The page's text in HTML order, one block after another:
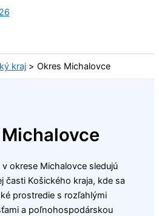
kraj Okres Michalovce
okrese Michalovce sledujú
časti Košického kraja, kde sa
prostredie s rozľahlými
a poľnohospodárskou